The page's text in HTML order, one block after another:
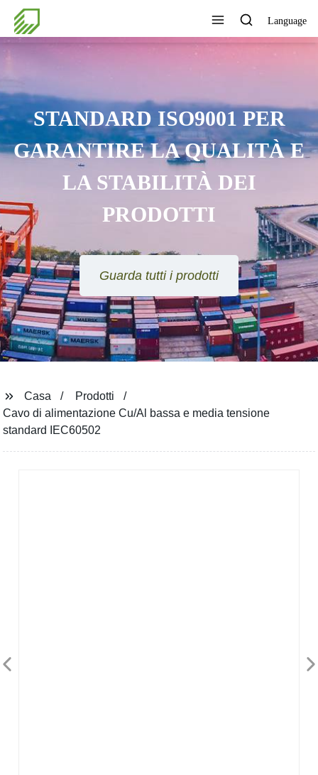
Language
STANDARD ISO9001 PER
GARANTIRE LA QUALITÀ E
LA STABILITÀ DEI
PRODOTTI
Guarda tutti i prodotti
Casa
Prodotti
Cavo di alimentazione Cu/Al bassa e media tensione
standard IEC60502